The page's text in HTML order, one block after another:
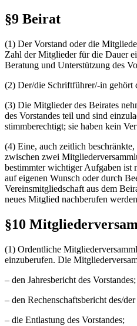
§9 Beirat
(1) Der Vorstand oder die
Zahl der Mitglieder für die Dauer
Beratung und Unterstützung des
(2) Der/die Schriftführer/-in gehört
(3) Die Mitglieder des Beirates
des Vorstandes teil und sind
stimmberechtigt; sie haben kein
(4) Eine, auch zeitlich
zwischen zwei
bestimmter wichtiger Aufgaben ist
auf eigenen Wunsch oder durch
Vereinsmitgliedschaft aus dem
neues Mitglied nachberufen
§10
(1) Ordentliche
einzuberufen. Die
– den Jahresbericht des Vorstandes;
– den Rechenschaftsbericht des/
– die Entlastung des Vorstandes;